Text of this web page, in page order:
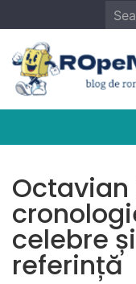
to
content
for:
celebre
referință